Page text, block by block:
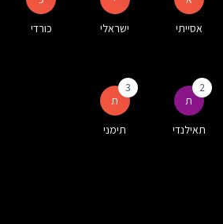
אסייתי ישראלי כורדי
ת
2
תאילנדי
ת
3
תימני